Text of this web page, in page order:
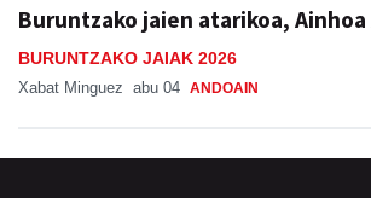
Buruntzako jaien atarikoa,
BURUNTZAKO JAIAK 2026
Xabat Minguez abu 04 ANDOAIN